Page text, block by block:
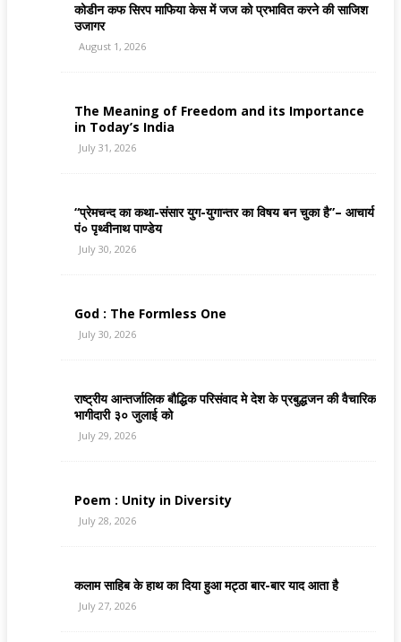
कोडीन कफ सिरप माफिया केस में जज को प्रभावित करने की साजिश
उजागर
August 1, 2026
The Meaning of Freedom and its Importance
in Today’s India
July 31, 2026
“प्रेमचन्द का कथा-संसार युग-युगान्तर का विषय बन चुका है”– आचार्य
पं० पृथ्वीनाथ पाण्डेय
July 30, 2026
God : The Formless One
July 30, 2026
राष्ट्रीय आन्तर्जालिक बौद्धिक परिसंवाद मे देश के प्रबुद्धजन की वैचारिक
भागीदारी ३० जुलाई को
July 29, 2026
Poem : Unity in Diversity
July 28, 2026
कलाम साहिब के हाथ का दिया हुआ मट्ठा बार-बार याद आता है
July 27, 2026